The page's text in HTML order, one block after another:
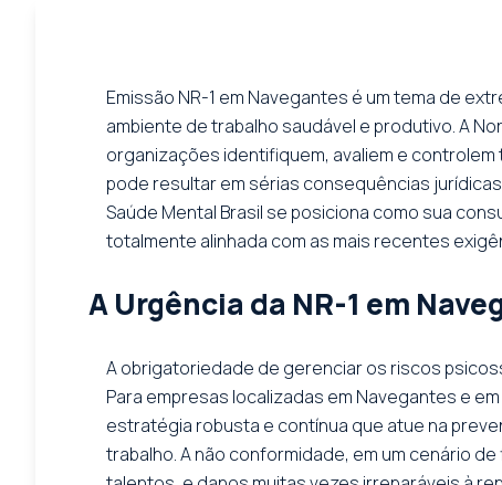
Emissão NR-1 em Navegantes é um tema de
ambiente de trabalho saudável e produtivo. A
organizações identifiquem, avaliem e
pode resultar em sérias consequências
Saúde Mental Brasil se posiciona como sua
totalmente alinhada com as mais recentes
A Urgência da NR-1 em
A obrigatoriedade de gerenciar os riscos
Para empresas localizadas em Navegantes e
estratégia robusta e contínua que atue na
trabalho. A não conformidade, em um cenário